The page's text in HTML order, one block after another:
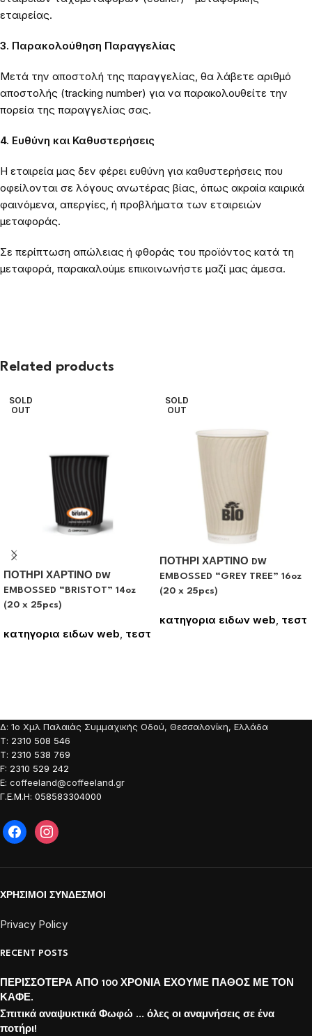
εταιρείας.
3. Παρακολούθηση Παραγγελίας
Μετά την αποστολή της παραγγελίας, θα λάβετε αριθμό
αποστολής (tracking number) για να παρακολουθείτε την
πορεία της παραγγελίας σας.
4. Ευθύνη και Καθυστερήσεις
Η εταιρεία μας δεν φέρει ευθύνη για καθυστερήσεις που
οφείλονται σε λόγους ανωτέρας βίας, όπως ακραία καιρικά
φαινόμενα, απεργίες, ή προβλήματα των εταιρειών
μεταφοράς.
Σε περίπτωση απώλειας ή φθοράς του προϊόντος κατά τη
μεταφορά, παρακαλούμε επικοινωνήστε μαζί μας άμεσα.
Related products
SOLD
OUT
ΠΟΤΗΡΙ ΧΑΡΤΙΝΟ DW
EMBOSSED “BRISTOT” 14oz
(20 x 25pcs)
κατηγορια ειδων web τεστ
SOLD
OUT
ΠΟΤΗΡΙ ΧΑΡΤΙΝΟ DW
EMBOSSED “GREY TREE” 16oz
(20 x 25pcs)
κατηγορια ειδων web, τεστ
Δ: 1o Χμλ Παλαιάς Συμμαχικής Οδού, Θεσσαλονίκη, Ελλάδα
Τ: 2310 508 546
Τ: 2310 538 769
F: 2310 529 242
E: coffeeland@coffeeland.gr
Γ.Ε.Μ.Η: 058583304000
ΧΡΗΣΙΜΟΙ ΣΥΝΔΕΣΜΟΙ
Privacy Policy
RECENT POSTS
ΠΕΡΙΣΣΟΤΕΡΑ ΑΠΟ 100 ΧΡΟΝΙΑ ΕΧΟΥΜΕ ΠΑΘΟΣ ΜΕ ΤΟΝ
ΚΑΦΕ.
Σπιτικά αναψυκτικά Φωφώ … όλες οι αναμνήσεις σε ένα
ποτήρι!